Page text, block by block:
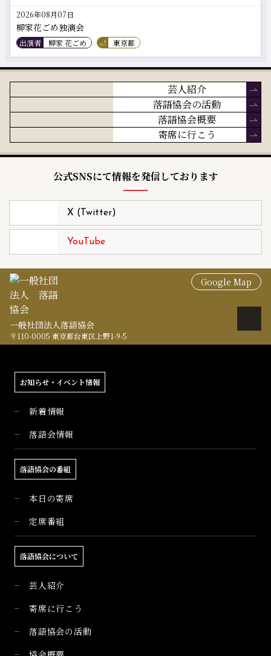
2026年08月07日
柳家花ごめ独演会
出演者 柳家 花ごめ 東京都
芸人紹介
落語協会の活動
落語協会概要
寄席に行こう
公式SNSにて情報を発信しております
X (Twitter)
YouTube
Google Map
一般社団法人落語協会
〒110-0005 東京都台東区上野1-9-5
お知らせ・イベント情報
新着情報
落語会情報
落語協会の番組
本日の寄席
定席番組
落語協会について
芸人紹介
寄席に行こう
落語協会の活動